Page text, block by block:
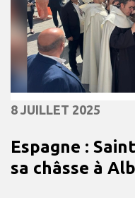
8 JUILLET 2025
Espagne :
sa châsse à